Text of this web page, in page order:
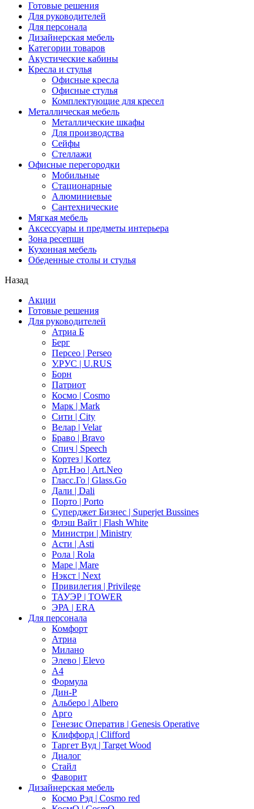
Готовые решения
Для руководителей
Для персонала
Дизайнерская мебель
Категории товаров
Акустические кабины
Кресла и стулья
Офисные кресла
Офисные стулья
Комплектующие для кресел
Металлическая мебель
Металлические шкафы
Для производства
Сейфы
Стеллажи
Офисные перегородки
Мобильные
Стационарные
Алюминиевые
Сантехнические
Мягкая мебель
Аксессуары и предметы интерьера
Зона ресепшн
Кухонная мебель
Обеденные столы и стулья
Назад
Акции
Готовые решения
Для руководителей
Атриа Б
Берг
Персео | Perseo
У.РУС | U.RUS
Борн
Патриот
Космо | Cosmo
Марк | Mark
Сити | City
Велар | Velar
Браво | Bravo
Спич | Speech
Кортез | Kortez
Арт.Нэо | Art.Neo
Гласс.Го | Glass.Go
Дали | Dali
Порто | Porto
Суперджет Бизнес | Superjet Bussines
Флэш Вайт | Flash White
Министри | Ministry
Асти | Asti
Рола | Rola
Маре | Mare
Нэкст | Next
Привилегия | Privilege
ТАУЭР | TOWER
ЭРА | ERA
Для персонала
Комфорт
Атриа
Милано
Элево | Elevo
А4
Формула
Дин-Р
Альберо | Albero
Арго
Генезис Оператив | Genesis Operative
Клиффорд | Clifford
Таргет Вуд | Target Wood
Диалог
Стайл
Фаворит
Дизайнерская мебель
Космо Рэд | Cosmo red